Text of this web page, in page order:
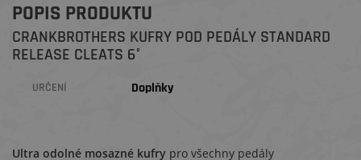
POPIS PRODUKTU
CRANKBROTHERS KUFRY POD PEDÁLY STANDARD
RELEASE CLEATS 6°
URČENÍ Doplňky
Ultra odolné mosazné kufry pro všechny pedály